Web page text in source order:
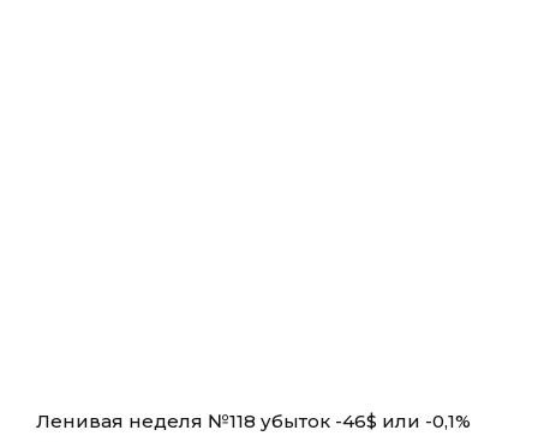
Ленивая неделя №118 убыток -46$ или -0,1%